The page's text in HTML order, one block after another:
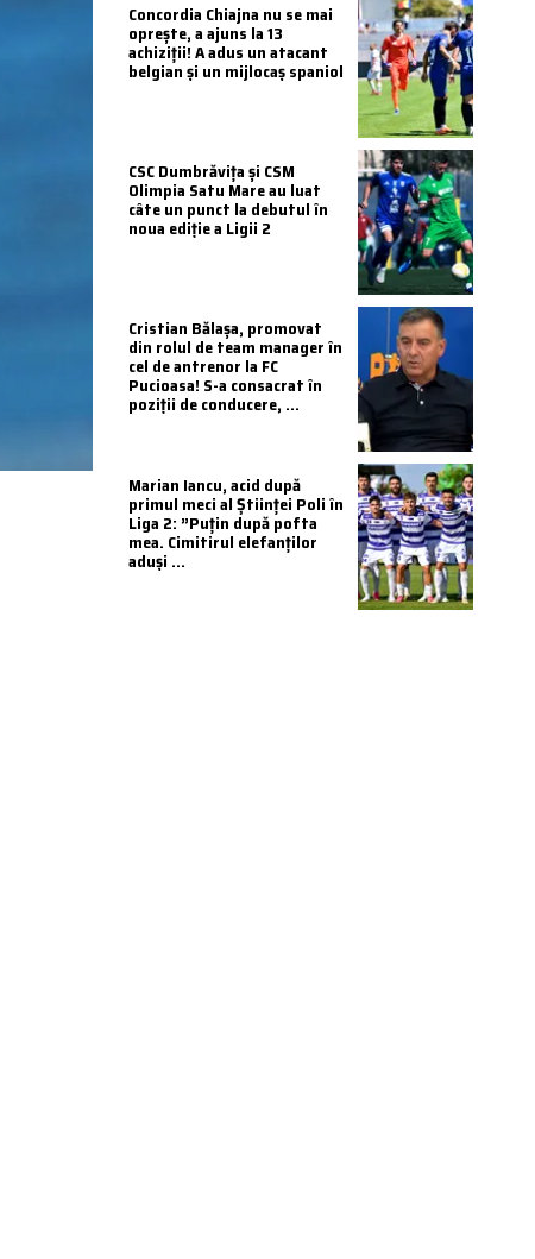
Concordia Chiajna nu se mai
oprește, a ajuns la 13
achiziții! A adus un atacant
belgian și un mijlocaș spaniol
CSC Dumbrăvița și CSM
Olimpia Satu Mare au luat
câte un punct la debutul în
noua ediție a Ligii 2
Cristian Bălașa, promovat
din rolul de team manager în
cel de antrenor la FC
Pucioasa! S-a consacrat în
poziții de conducere, ...
Marian Iancu, acid după
primul meci al Științei Poli în
Liga 2: ”Puțin după pofta
mea. Cimitirul elefanților
aduși ...